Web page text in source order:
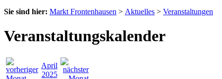
Sie sind hier: Markt Frontenhausen > Aktuelles > Veranstaltungen
Veranstaltungskalender
April
2025